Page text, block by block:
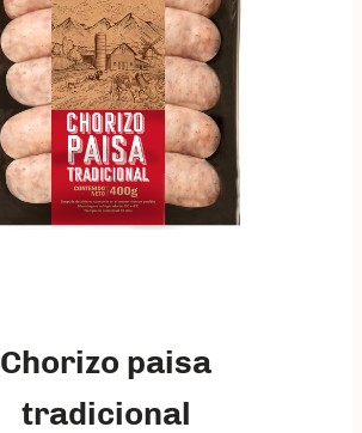
Chorizo paisa
tradicional